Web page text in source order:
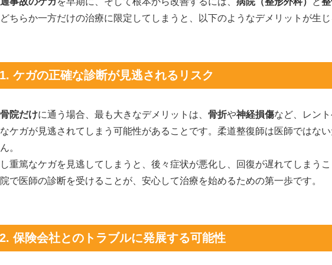
ちらか一方だけの治療に限定してしまうと、以下のようなデメリットが生じ
1. ケガの正確な診断が見逃されるリスク
院だけに通う場合、最も大きなデメリットは、 骨折や神経損傷など、レン
ケガが見逃されてしまう可能性があることです。柔道整復師は医師ではな
。
し重篤なケガを見逃してしまうと、後々症状が悪化し、回復が遅れてしまう
で医師の診断を受けることが、安心して治療を始めるための第一歩です。
2. 保険会社とのトラブルに発展する可能性